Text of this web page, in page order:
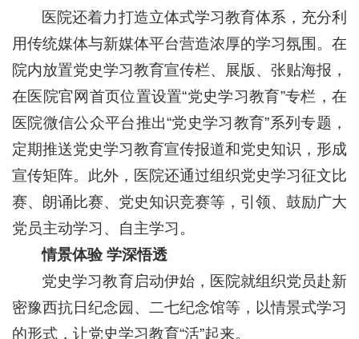
医院还着力打造立体式学习教育体系，充分利
用传统媒体与新媒体平台营造浓厚的学习氛围。在
院内放置党史学习教育宣传栏、展版、张贴海报，
在医院官网首页位置设置“党史学习教育”专栏，在
医院微信公众平台推出“党史学习教育”系列专题，
定期推送党史学习教育宣传报道和党史知识，形成
宣传矩阵。此外，医院还通过组织党史学习征文比
赛、朗诵比赛、党史知识竞赛等，引领、鼓励广大
党员主动学习、自主学习。
情景体验 学深悟透
党史学习教育启动伊始，医院就组织党员赴新
密豫西抗日纪念园、二七纪念馆等，以情景式学习
的形式，让党史学习教育“活”起来。